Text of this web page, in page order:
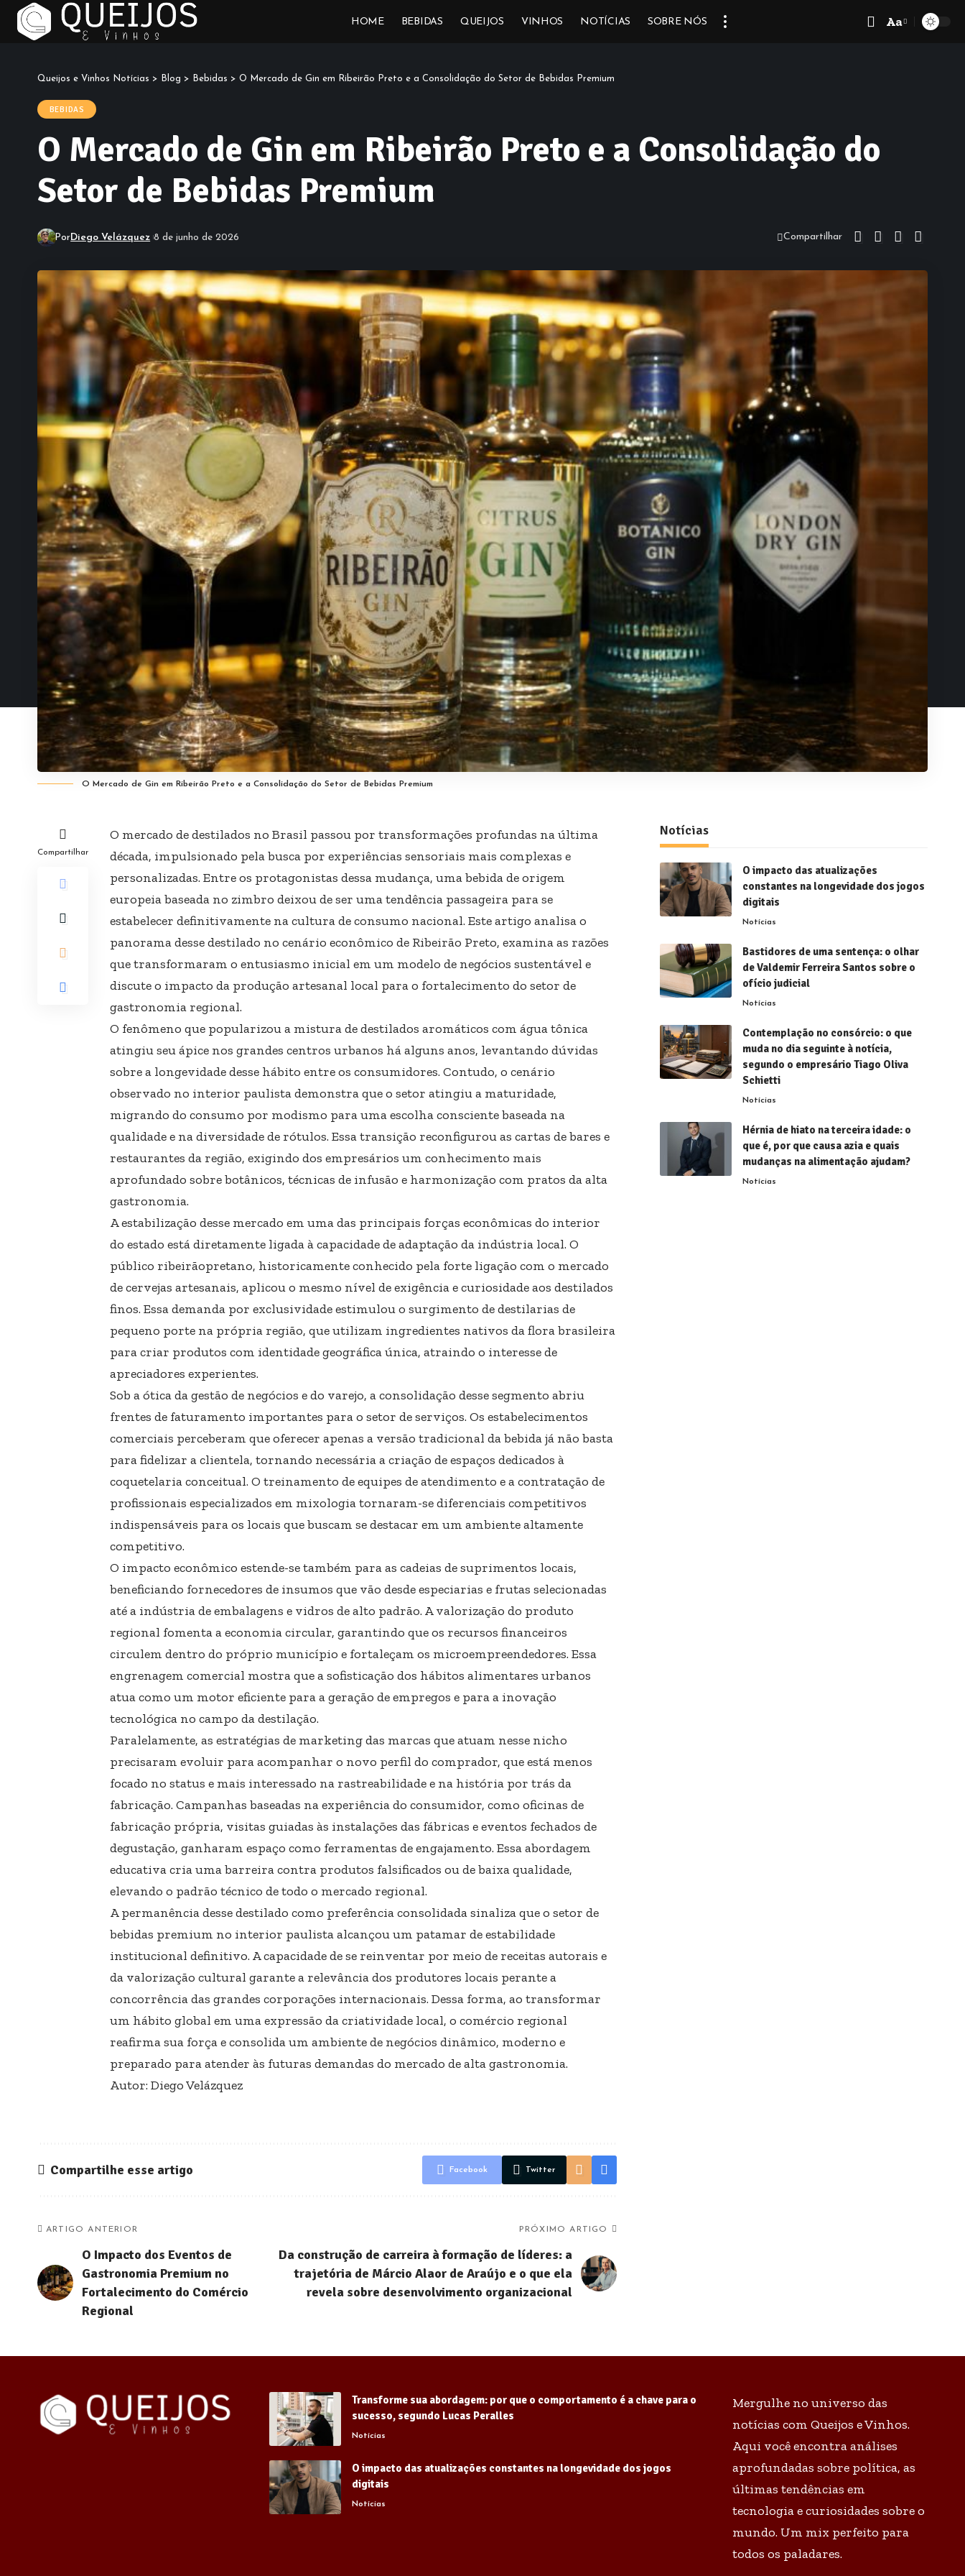
HOME BEBIDAS QUEIJOS VINHOS NOTÍCIAS SOBRE NÓS
Font
Aa
Queijos e Vinhos Notícias > Blog > Bebidas > O Mercado de Gin em Ribeirão Preto e a Consolidação do Setor de Bebidas Premium
BEBIDAS
O Mercado de Gin em Ribeirão Preto e a Consolidação do
Setor de Bebidas Premium
PorDiego Velázquez 8 de junho de 2026 Compartilhar
O Mercado de Gin em Ribeirão Preto e a Consolidação do Setor de Bebidas Premium
Compartilhar
O mercado de destilados no Brasil passou por transformações profundas na última
década, impulsionado pela busca por experiências sensoriais mais complexas e
personalizadas. Entre os protagonistas dessa mudança, uma bebida de origem
europeia baseada no zimbro deixou de ser uma tendência passageira para se
estabelecer definitivamente na cultura de consumo nacional. Este artigo analisa o
panorama desse destilado no cenário econômico de Ribeirão Preto, examina as razões
que transformaram o entusiasmo inicial em um modelo de negócios sustentável e
discute o impacto da produção artesanal local para o fortalecimento do setor de
gastronomia regional.
O fenômeno que popularizou a mistura de destilados aromáticos com água tônica
atingiu seu ápice nos grandes centros urbanos há alguns anos, levantando dúvidas
sobre a longevidade desse hábito entre os consumidores. Contudo, o cenário
observado no interior paulista demonstra que o setor atingiu a maturidade,
migrando do consumo por modismo para uma escolha consciente baseada na
qualidade e na diversidade de rótulos. Essa transição reconfigurou as cartas de bares e
restaurantes da região, exigindo dos empresários um conhecimento mais
aprofundado sobre botânicos, técnicas de infusão e harmonização com pratos da alta
gastronomia.
A estabilização desse mercado em uma das principais forças econômicas do interior
do estado está diretamente ligada à capacidade de adaptação da indústria local. O
público ribeirãopretano, historicamente conhecido pela forte ligação com o mercado
de cervejas artesanais, aplicou o mesmo nível de exigência e curiosidade aos destilados
finos. Essa demanda por exclusividade estimulou o surgimento de destilarias de
pequeno porte na própria região, que utilizam ingredientes nativos da flora brasileira
para criar produtos com identidade geográfica única, atraindo o interesse de
apreciadores experientes.
Sob a ótica da gestão de negócios e do varejo, a consolidação desse segmento abriu
frentes de faturamento importantes para o setor de serviços. Os estabelecimentos
comerciais perceberam que oferecer apenas a versão tradicional da bebida já não basta
para fidelizar a clientela, tornando necessária a criação de espaços dedicados à
coquetelaria conceitual. O treinamento de equipes de atendimento e a contratação de
profissionais especializados em mixologia tornaram-se diferenciais competitivos
indispensáveis para os locais que buscam se destacar em um ambiente altamente
competitivo.
O impacto econômico estende-se também para as cadeias de suprimentos locais,
beneficiando fornecedores de insumos que vão desde especiarias e frutas selecionadas
até a indústria de embalagens e vidros de alto padrão. A valorização do produto
regional fomenta a economia circular, garantindo que os recursos financeiros
circulem dentro do próprio município e fortaleçam os microempreendedores. Essa
engrenagem comercial mostra que a sofisticação dos hábitos alimentares urbanos
atua como um motor eficiente para a geração de empregos e para a inovação
tecnológica no campo da destilação.
Paralelamente, as estratégias de marketing das marcas que atuam nesse nicho
precisaram evoluir para acompanhar o novo perfil do comprador, que está menos
focado no status e mais interessado na rastreabilidade e na história por trás da
fabricação. Campanhas baseadas na experiência do consumidor, como oficinas de
fabricação própria, visitas guiadas às instalações das fábricas e eventos fechados de
degustação, ganharam espaço como ferramentas de engajamento. Essa abordagem
educativa cria uma barreira contra produtos falsificados ou de baixa qualidade,
elevando o padrão técnico de todo o mercado regional.
A permanência desse destilado como preferência consolidada sinaliza que o setor de
bebidas premium no interior paulista alcançou um patamar de estabilidade
institucional definitivo. A capacidade de se reinventar por meio de receitas autorais e
da valorização cultural garante a relevância dos produtores locais perante a
concorrência das grandes corporações internacionais. Dessa forma, ao transformar
um hábito global em uma expressão da criatividade local, o comércio regional
reafirma sua força e consolida um ambiente de negócios dinâmico, moderno e
preparado para atender às futuras demandas do mercado de alta gastronomia.
Autor: Diego Velázquez
Compartilhe esse artigo Facebook Twitter
ARTIGO ANTERIOR
O Impacto dos Eventos de
Gastronomia Premium no
Fortalecimento do Comércio
Regional
PRÓXIMO ARTIGO
Da construção de carreira à formação de líderes: a
trajetória de Márcio Alaor de Araújo e o que ela
revela sobre desenvolvimento organizacional
Notícias
O impacto das atualizações
constantes na longevidade dos jogos
digitais
Notícias
Bastidores de uma sentença: o olhar
de Valdemir Ferreira Santos sobre o
ofício judicial
Notícias
Contemplação no consórcio: o que
muda no dia seguinte à notícia,
segundo o empresário Tiago Oliva
Schietti
Notícias
Hérnia de hiato na terceira idade: o
que é, por que causa azia e quais
mudanças na alimentação ajudam?
Notícias
Transforme sua abordagem: por que o comportamento é a chave para o
sucesso, segundo Lucas Peralles
Notícias
O impacto das atualizações constantes na longevidade dos jogos
digitais
Notícias
Mergulhe no universo das
notícias com Queijos e Vinhos.
Aqui você encontra análises
aprofundadas sobre política, as
últimas tendências em
tecnologia e curiosidades sobre o
mundo. Um mix perfeito para
todos os paladares.